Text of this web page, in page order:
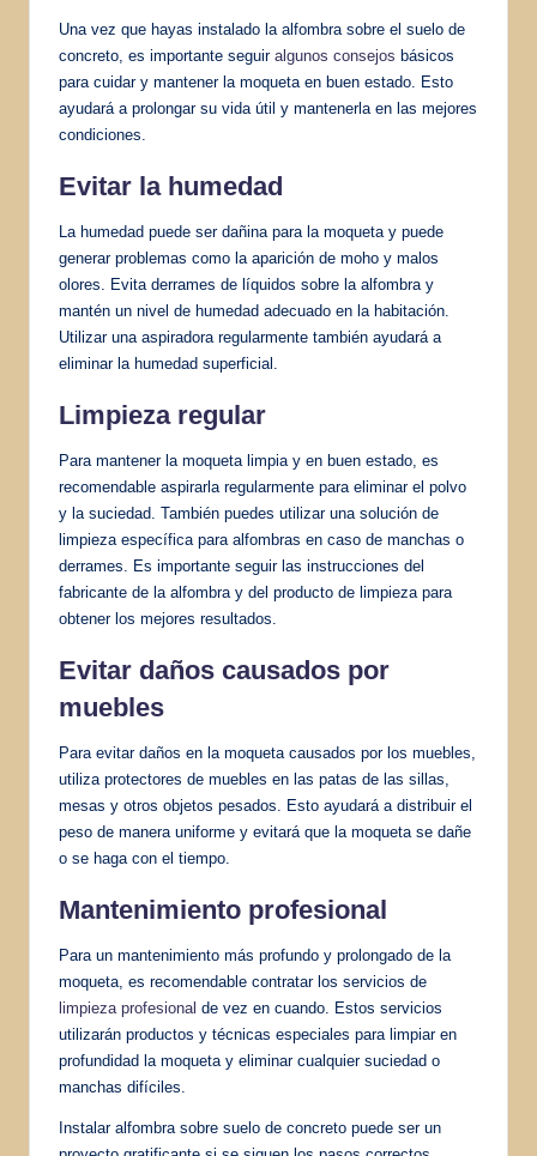
Una vez que hayas instalado la alfombra sobre el suelo de
concreto, es importante seguir algunos consejos básicos
para cuidar y mantener la moqueta en buen estado. Esto
ayudará a prolongar su vida útil y mantenerla en las mejores
condiciones.
Evitar la humedad
La humedad puede ser dañina para la moqueta y puede
generar problemas como la aparición de moho y malos
olores. Evita derrames de líquidos sobre la alfombra y
mantén un nivel de humedad adecuado en la habitación.
Utilizar una aspiradora regularmente también ayudará a
eliminar la humedad superficial.
Limpieza regular
Para mantener la moqueta limpia y en buen estado, es
recomendable aspirarla regularmente para eliminar el polvo
y la suciedad. También puedes utilizar una solución de
limpieza específica para alfombras en caso de manchas o
derrames. Es importante seguir las instrucciones del
fabricante de la alfombra y del producto de limpieza para
obtener los mejores resultados.
Evitar daños causados por
muebles
Para evitar daños en la moqueta causados por los muebles,
utiliza protectores de muebles en las patas de las sillas,
mesas y otros objetos pesados. Esto ayudará a distribuir el
peso de manera uniforme y evitará que la moqueta se dañe
o se haga con el tiempo.
Mantenimiento profesional
Para un mantenimiento más profundo y prolongado de la
moqueta, es recomendable contratar los servicios de
limpieza profesional de vez en cuando. Estos servicios
utilizarán productos y técnicas especiales para limpiar en
profundidad la moqueta y eliminar cualquier suciedad o
manchas difíciles.
Instalar alfombra sobre suelo de concreto puede ser un